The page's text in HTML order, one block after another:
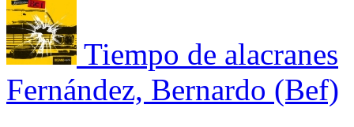
Tiempo de alacranes
Fernández, Bernardo (Bef)